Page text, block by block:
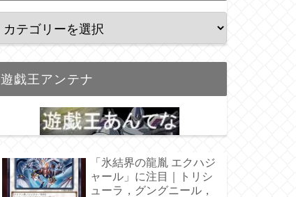
遊戯王アンテナ
「氷結界の龍胤 エクハジ
ャール」に注目｜トリシ
ューラ，グングニール，